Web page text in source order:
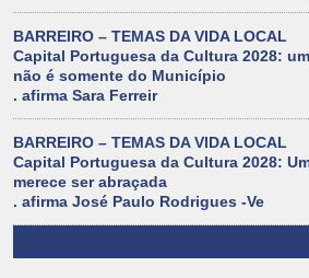
BARREIRO – TEMAS DA VIDA LOCAL
Capital Portuguesa da Cultura 2028:
não é somente do Município
. afirma Sara Ferreir
BARREIRO – TEMAS DA VIDA LOCAL
Capital Portuguesa da Cultura 2028:
merece ser abraçada
. afirma José Paulo Rodrigues -Ve